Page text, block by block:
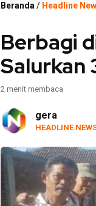
Beranda / Headline
Berbagi
Salurkan
2 menit membaca
gera
HEADLINE